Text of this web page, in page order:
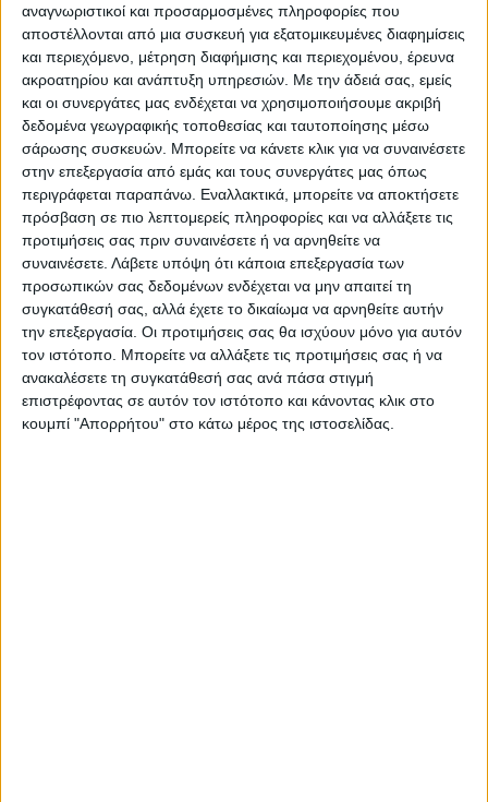
αναγνωριστικοί και προσαρμοσμένες πληροφορίες που
αποστέλλονται από μια συσκευή για εξατομικευμένες διαφημίσεις
και περιεχόμενο, μέτρηση διαφήμισης και περιεχομένου, έρευνα
ακροατηρίου και ανάπτυξη υπηρεσιών. Με την άδειά σας, εμείς
και οι συνεργάτες μας ενδέχεται να χρησιμοποιήσουμε ακριβή
δεδομένα γεωγραφικής τοποθεσίας και ταυτοποίησης μέσω
σάρωσης συσκευών. Μπορείτε να κάνετε κλικ για να συναινέσετε
στην επεξεργασία από εμάς και τους συνεργάτες μας όπως
περιγράφεται παραπάνω. Εναλλακτικά, μπορείτε να αποκτήσετε
πρόσβαση σε πιο λεπτομερείς πληροφορίες και να αλλάξετε τις
προτιμήσεις σας πριν συναινέσετε ή να αρνηθείτε να
συναινέσετε. Λάβετε υπόψη ότι κάποια επεξεργασία των
προσωπικών σας δεδομένων ενδέχεται να μην απαιτεί τη
συγκατάθεσή σας, αλλά έχετε το δικαίωμα να αρνηθείτε αυτήν
την επεξεργασία. Οι προτιμήσεις σας θα ισχύουν μόνο για αυτόν
τον ιστότοπο. Μπορείτε να αλλάξετε τις προτιμήσεις σας ή να
ανακαλέσετε τη συγκατάθεσή σας ανά πάσα στιγμή
επιστρέφοντας σε αυτόν τον ιστότοπο και κάνοντας κλικ στο
κουμπί "Απορρήτου" στο κάτω μέρος της ιστοσελίδας.
Γεκατερίνμπουργκ των Ουραλίων ως
ύποπτος γιακατασκοπεία.
Είναι ο πρώτος δημοσιογράφος τωνΗΠΑ
που συλλαμβάνεται με αυτές τις κατηγορίες,
από την εποχή του Ψυχρού Πολέμου,ενώ
το γεγονός χαρακτηρίζεταιήδη ως οξύ
διπλωματικό επεισόδιομεταξύΜόσχας
και
Ουάσιγκτον.
Πηγή: cnn.gr
Τελευταίες Ειδήσεις Σήμερα